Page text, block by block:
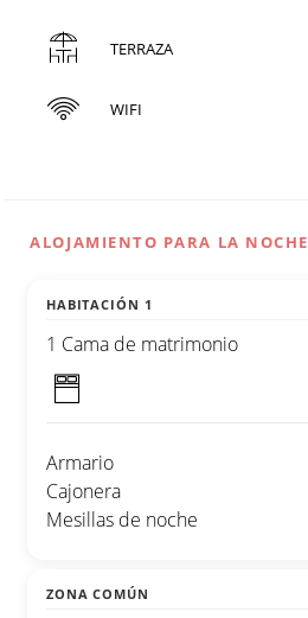
TERRAZA
WIFI
ALOJAMIENTO PARA LA NOCHE
HABITACIÓN 1
1 Cama de matrimonio
Armario
Cajonera
Mesillas de noche
ZONA COMÚN